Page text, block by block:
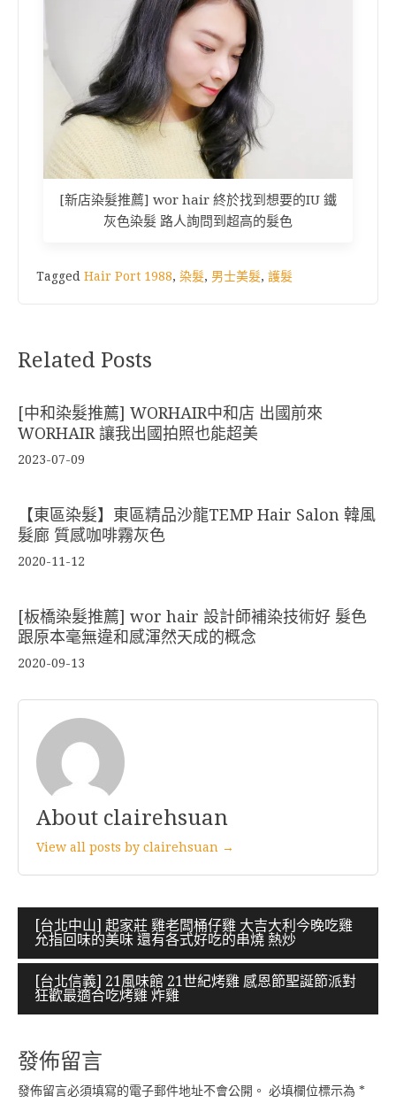
[新店染髮推薦] wor hair 終於找到想要的IU 鐵
灰色染髮 路人詢問到超高的髮色
Tagged Hair Port 1988, 染髮, 男士美髮, 護髮
Related Posts
[中和染髮推薦] WORHAIR中和店 出國前來
WORHAIR 讓我出國拍照也能超美
2023-07-09
【東區染髮】東區精品沙龍TEMP Hair Salon 韓風
髮廊 質感咖啡霧灰色
2020-11-12
[板橋染髮推薦] wor hair 設計師補染技術好 髮色
跟原本毫無違和感渾然天成的概念
2020-09-13
About clairehsuan
View all posts by clairehsuan →
文
章
導
覽
[台北中山] 起家莊 雞老闆桶仔雞 大吉大利今晚吃雞
允指回味的美味 還有各式好吃的串燒 熱炒
[台北信義] 21風味館 21世紀烤雞 感恩節聖誕節派對
狂歡最適合吃烤雞 炸雞
發佈留言
發佈留言必須填寫的電子郵件地址不會公開。 必填欄位標示為 *